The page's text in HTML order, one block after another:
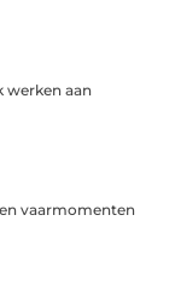
werken aan
vaarmomenten